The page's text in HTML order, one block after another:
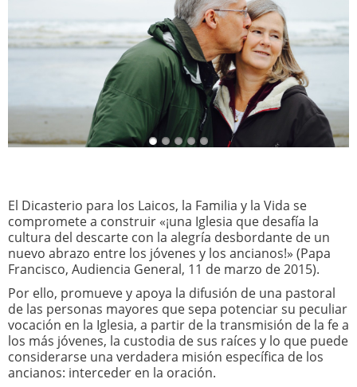
El Dicasterio para los Laicos, la Familia y la Vida se
compromete a construir «¡una Iglesia que desafía la
cultura del descarte con la alegría desbordante de un
nuevo abrazo entre los jóvenes y los ancianos!» (Papa
Francisco, Audiencia General, 11 de marzo de 2015).
Por ello, promueve y apoya la difusión de una pastoral
de las personas mayores que sepa potenciar su peculiar
vocación en la Iglesia, a partir de la transmisión de la fe a
los más jóvenes, la custodia de sus raíces y lo que puede
considerarse una verdadera misión específica de los
ancianos: interceder en la oración.